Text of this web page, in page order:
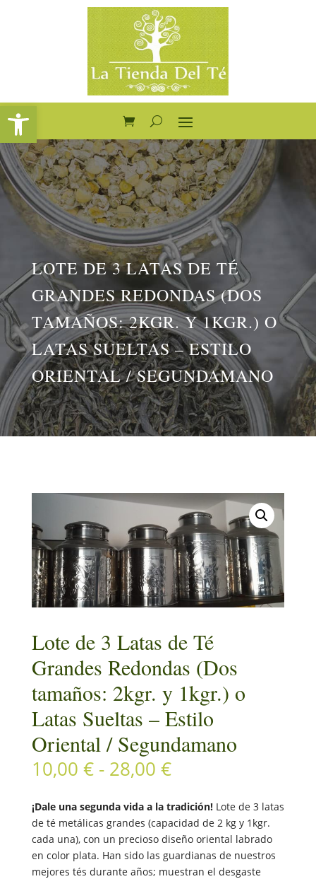
Abrir barra de herramientas
LOTE DE 3 LATAS DE TÉ
GRANDES REDONDAS (DOS
TAMAÑOS: 2KGR. Y 1KGR.) O
LATAS SUELTAS – ESTILO
ORIENTAL / SEGUNDAMANO
Lote de 3 Latas de Té
Grandes Redondas (Dos
tamaños: 2kgr. y 1kgr.) o
Latas Sueltas – Estilo
Oriental / Segundamano
10,00 € - 28,00 €Rango
de
precios:
desde
10,00 €
hasta
28,00 €
¡Dale una segunda vida a la tradición!Lote de 3 latas
de té metálicas grandes (capacidad de 2 kg y 1kgr.
cada una), con un precioso diseño oriental labrado
en color plata. Han sido las guardianas de nuestros
mejores tés durante años; muestran el desgaste